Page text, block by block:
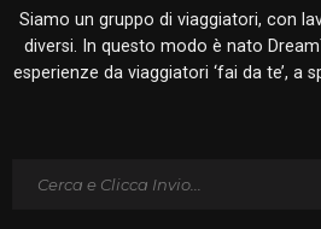
Siamo un gruppo di viaggiatori, con
diversi. In questo modo è nato
esperienze da viaggiatori ‘fai da te’, a